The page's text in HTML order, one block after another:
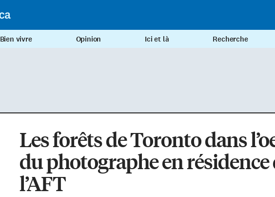
Bien vivre Opinion Ici et là Recherche
Les forêts de Toronto dans
du photographe en résidence
l’AFT